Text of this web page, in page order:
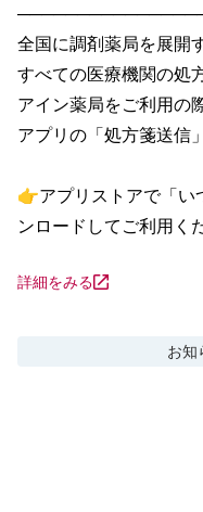
全国に調剤薬局を展開
すべての医療機関の処
アイン薬局をご利用の
アプリの「処方箋送信
👉アプリストアで「い
ンロードしてご利用く
詳細をみる
お知